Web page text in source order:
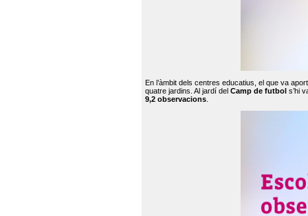
En l’àmbit dels centres educatius, el que va
quatre jardins. Al jardí del Camp de futbol s’hi
9,2 observacions